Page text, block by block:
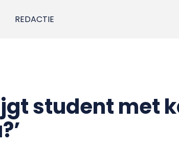
REDACTIE
student met